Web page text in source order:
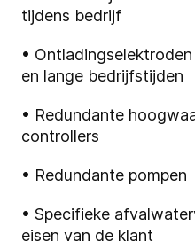
tijdens bedrijf
•
en lange bedrijfstijden
• Redundante
controllers
• Redundante pompen
• Specifieke
eisen van de klant